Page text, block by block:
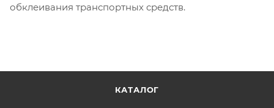
обклеивания транспортных средств.
КАТАЛОГ